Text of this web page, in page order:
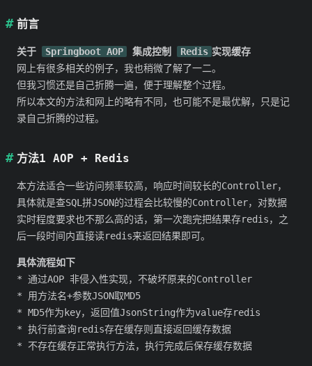
前言
关于 Springboot AOP 集成控制 Redis 实现缓存
网上有很多相关的例子，我也稍微了解了一二。
但我习惯还是自己折腾一遍，便于理解整个过程。
所以本文的方法和网上的略有不同，也可能不是最优解，只是记
录自己折腾的过程。
方法1 AOP + Redis
本方法适合一些访问频率较高，响应时间较长的Controller，
具体就是查SQL拼JSON的过程会比较慢的Controller，对数据
实时程度要求也不那么高的话，第一次跑完把结果存redis，之
后一段时间内直接读redis来返回结果即可。
具体流程如下
* 通过AOP 非侵入性实现，不破坏原来的Controller
* 用方法名+参数JSON取MD5
* MD5作为key，返回值JsonString作为value存redis
* 执行前查询redis存在缓存则直接返回缓存数据
* 不存在缓存正常执行方法，执行完成后保存缓存数据